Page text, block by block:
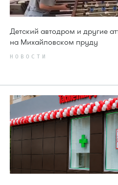
Детский автодром и другие
на Михайловском пруду
НОВОСТИ